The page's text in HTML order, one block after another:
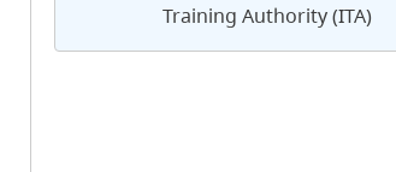
Training Authority (ITA)